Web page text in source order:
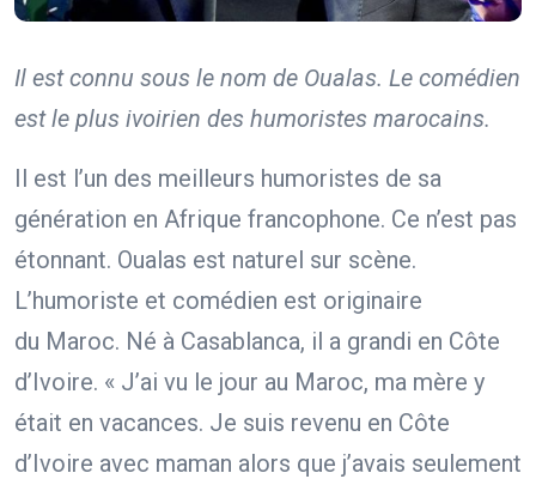
Il est connu sous le nom de Oualas. Le comédien
est le plus ivoirien des humoristes marocains.
Il est l’un des meilleurs humoristes de sa
génération en Afrique francophone. Ce n’est pas
étonnant. Oualas est naturel sur scène.
L’humoriste et comédien est originaire
du Maroc. Né à Casablanca, il a grandi en Côte
d’Ivoire. « J’ai vu le jour au Maroc, ma mère y
était en vacances. Je suis revenu en Côte
d’Ivoire avec maman alors que j’avais seulement